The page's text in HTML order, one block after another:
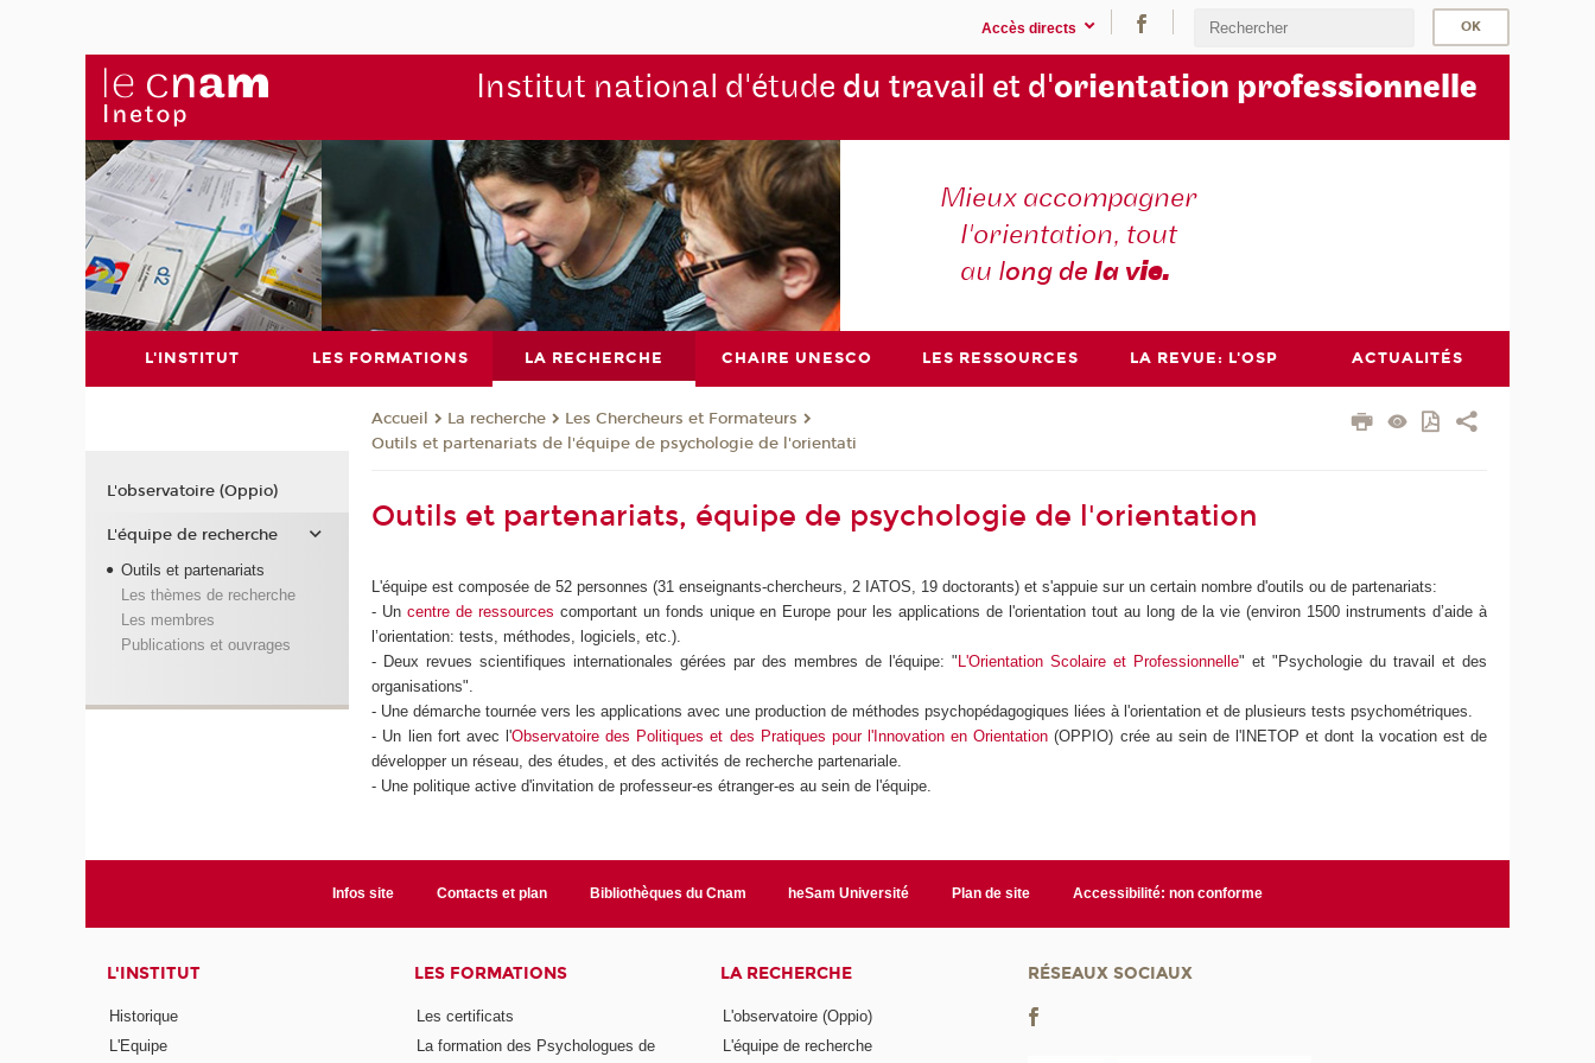
Accès directs
Institut national d'étude du travail et d'orientation professionnelle
Mieux accompagner
l'orientation, tout
au long dela vie.
L'INSTITUT LES FORMATIONS LA RECHERCHE CHAIRE UNESCO LES RESSOURCES LA REVUE: L'OSP ACTUALITÉS
Accueil La recherche
Les Chercheurs et Formateurs
Outils et partenariats de l'équipe de psychologie de l'orientati
Outils et partenariats, équipe de psychologie de l'orientation
L'équipe est composée de 52 personnes (31 enseignants-chercheurs, 2 IATOS, 19 doctorants) et s'appuie sur un certain nombre d'outils ou de partenariats:
- Uncentre de ressources comportant un fonds unique en Europe pour les applications de l'orientation tout au long de la vie (environ 1500 instruments d’aide à
l’orientation: tests, méthodes, logiciels, etc.).
- Deux revues scientifiques internationales gérées par des membres de l'équipe: " L'Orientation Scolaire et Professionnelle" et "Psychologie du travail et des
organisations".
- Une démarche tournée vers les applications avec une production de méthodes psychopédagogiques liées à l'orientation et de plusieurs tests psychométriques.
- Un lien fort avec l'Observatoire des Politiques et des Pratiques pour l'Innovation en Orientation (OPPIO) crée au sein de l'INETOP et dont la vocation est de
développer un réseau, des études, et des activités de recherche partenariale.
- Une politique active d'invitation de professeur-es étranger-es au sein de l'équipe.
L'observatoire (Oppio)
L'équipe de recherche
Outils et partenariats
Les thèmes de recherche
Les membres
Publications et ouvrages
Infos site Contacts et plan Bibliothèques du Cnam heSam Université Plan de site Accessibilité: non conforme
L'INSTITUT
Historique
L'Equipe
LES FORMATIONS
Les certificats
La formation des Psychologues de
LA RECHERCHE
L'observatoire (Oppio)
L'équipe de recherche
RÉSEAUX SOCIAUX